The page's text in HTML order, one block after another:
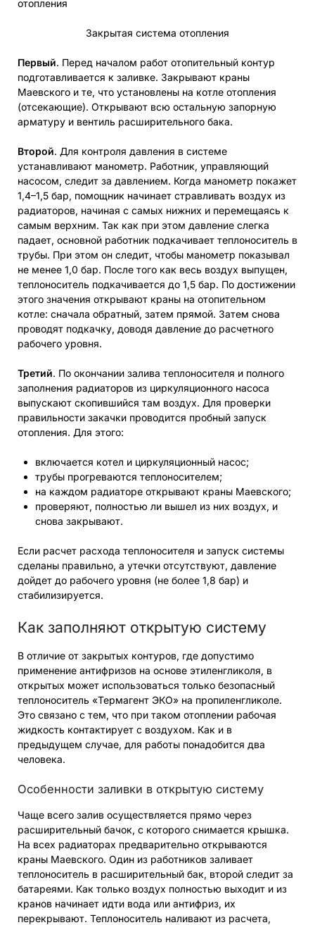
Закрытая система отопления
Первый. Перед началом работ отопительный контур
подготавливается к заливке. Закрывают краны
Маевского и те, что установлены на котле отопления
(отсекающие). Открывают всю остальную запорную
арматуру и вентиль расширительного бака.
Второй. Для контроля давления в системе
устанавливают манометр. Работник, управляющий
насосом, следит за давлением. Когда манометр покажет
1,4–1,5 бар, помощник начинает стравливать воздух из
радиаторов, начиная с самых нижних и перемещаясь к
самым верхним. Так как при этом давление слегка
падает, основной работник подкачивает теплоноситель в
трубы. При этом он следит, чтобы манометр показывал
не менее 1,0 бар. После того как весь воздух выпущен,
теплоноситель подкачивается до 1,5 бар. По достижении
этого значения открывают краны на отопительном
котле: сначала обратный, затем прямой. Затем снова
проводят подкачку, доводя давление до расчетного
рабочего уровня.
Третий. По окончании залива теплоносителя и полного
заполнения радиаторов из циркуляционного насоса
выпускают скопившийся там воздух. Для проверки
правильности закачки проводится пробный запуск
отопления. Для этого:
включается котел и циркуляционный насос;
трубы прогреваются теплоносителем;
на каждом радиаторе открывают краны Маевского;
проверяют, полностью ли вышел из них воздух, и
снова закрывают.
Если расчет расхода теплоносителя и запуск системы
сделаны правильно, а утечки отсутствуют, давление
дойдет до рабочего уровня (не более 1,8 бар) и
стабилизируется.
Как заполняют открытую систему
В отличие от закрытых контуров, где допустимо
применение антифризов на основе этиленгликоля, в
открытых может использоваться только безопасный
теплоноситель «Термагент ЭКО» на пропиленгликоле.
Это связано с тем, что при таком отоплении рабочая
жидкость контактирует с воздухом. Как и в
предыдущем случае, для работы понадобится два
человека.
Особенности заливки в открытую систему
Чаще всего залив осуществляется прямо через
расширительный бачок, с которого снимается крышка.
На всех радиаторах предварительно открываются
краны Маевского. Один из работников заливает
теплоноситель в расширительный бак, второй следит за
батареями. Как только воздух полностью выходит и из
кранов начинает идти вода или антифриз, их
перекрывают. Теплоноситель наливают из расчета,